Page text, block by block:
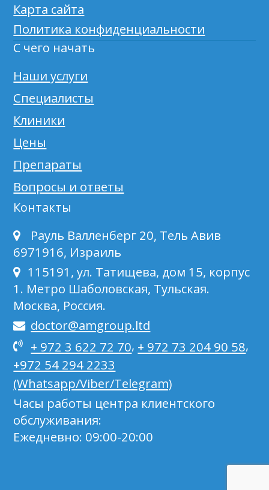
Карта сайта
Политика конфиденциальности
С чего начать
Наши услуги
Специалисты
Клиники
Цены
Препараты
Вопросы и ответы
Контакты
Рауль Валленберг 20, Тель Авив
6971916, Израиль
115191, ул. Татищева, дом 15, корпус
1. Метро Шаболовская, Тульская.
Москва, Россия.
doctor@amgroup.ltd
+ 972 3 622 72 70, + 972 73 204 90 58,
+972 54 294 2233
(Whatsapp/Viber/Telegram)
Часы работы центра клиентского
обслуживания:
Ежедневно: 09:00-20:00